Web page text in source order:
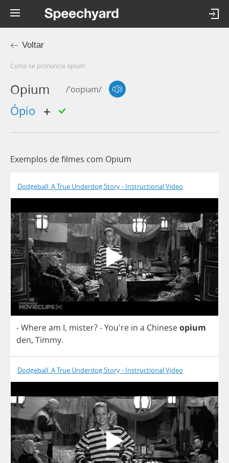
Voltar
Como se pronúncia opium
Opium /'oʊpiəm/
ópio
Exemplos de filmes com Opium
Dodgeball: A True Underdog Story - Instructional Video
-Wheream I, mister?- You're in a Chineseopium
den, Timmy.
Dodgeball: A True Underdog Story - Instructional Video